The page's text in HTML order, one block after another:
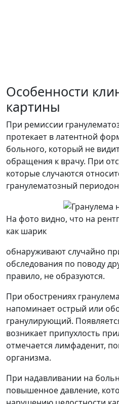
Особенности
картины
При ремиссии
протекает в латентной
больного, который не
обращения к врачу. При
которые случаются
гранулематозный
На фото видно, что на
как шарик
обнаруживают случайно
обследования по поводу
правило, не образуются.
При обострениях
напоминает острый или
гранулирующий.
возникает припухлость
отмечается лимфаденит,
организма.
При надавливании на
повышенное давление,